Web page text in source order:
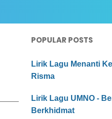
POPULAR POSTS
Lirik Lagu Menanti
Risma
Lirik Lagu UMNO -
Berkhidmat